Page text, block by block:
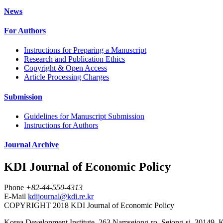
News
For Authors
Instructions for Preparing a Manuscript
Research and Publication Ethics
Copyright & Open Access
Article Processing Charges
Submission
Guidelines for Manuscript Submission
Instructions for Authors
Journal Archive
KDI Journal of Economic Policy
Phone +82-44-550-4313
E-Mail kdijournal@kdi.re.kr
COPYRIGHT 2018 KDI Journal of Economic Policy